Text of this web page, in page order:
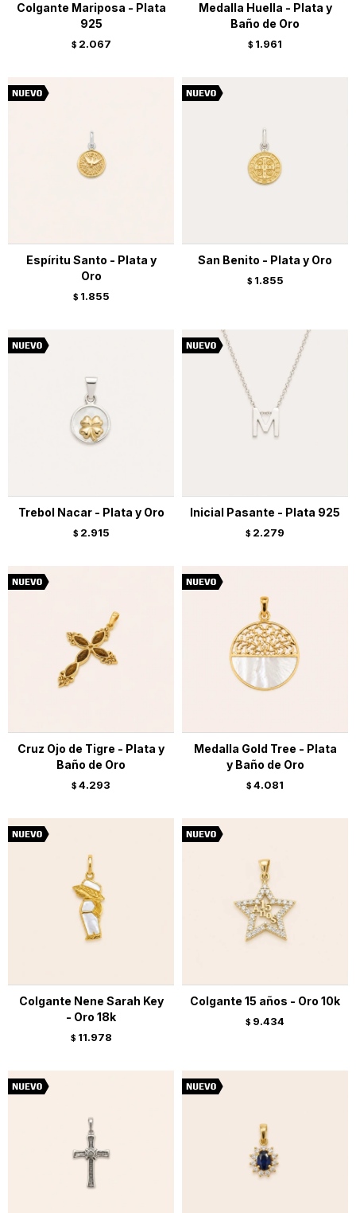
Colgante Mariposa - Plata
925
$ 2.067
Medalla Huella - Plata y
Baño de Oro
$ 1.961
Espíritu Santo - Plata y
Oro
$ 1.855
San Benito - Plata y Oro
$ 1.855
Trebol Nacar - Plata y Oro
$ 2.915
Inicial Pasante - Plata 925
$ 2.279
Cruz Ojo de Tigre - Plata y
Baño de Oro
$ 4.293
Medalla Gold Tree - Plata
y Baño de Oro
$ 4.081
Colgante Nene Sarah Key
- Oro 18k
$ 11.978
Colgante 15 años - Oro 10k
$ 9.434